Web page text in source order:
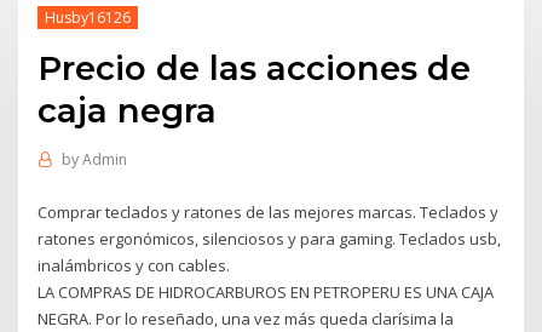
Husby16126
Precio de las acciones de
caja negra
byAdmin
Comprar teclados y ratones de las mejores marcas. Teclados y
ratones ergonómicos, silenciosos y para gaming. Teclados usb,
inalámbricos y con cables.
LA COMPRAS DE HIDROCARBUROS EN PETROPERU ES UNA CAJA
NEGRA. Por lo reseñado, una vez más queda clarísima la